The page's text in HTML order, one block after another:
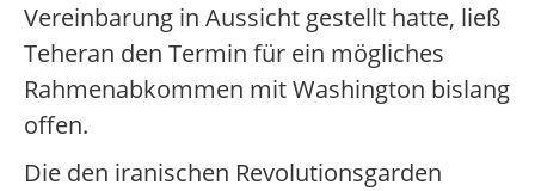
Vereinbarung in Aussicht gestellt hatte, ließ
Teheran den Termin für ein mögliches
Rahmenabkommen mit Washington bislang
offen.
Die den iranischen Revolutionsgarden